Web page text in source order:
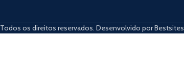
Todos os direitos reservados. Desenvolvido por Bestsites